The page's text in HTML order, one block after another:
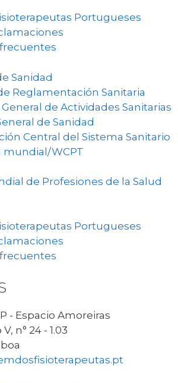
Portugueses
Sanidad
Reglamentación Sanitaria
de Actividades Sanitarias
de Sanidad
Central del Sistema Sanitario
mundial/WCPT
de Profesiones de la Salud
Portugueses
- Espacio Amoreiras
n° 24 - 1.03